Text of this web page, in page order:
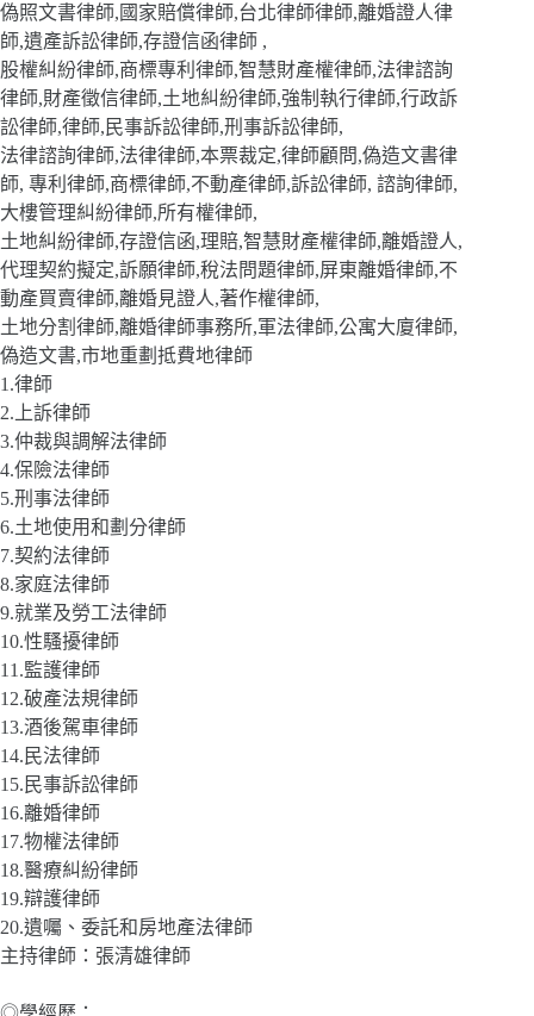
偽照文書律師,國家賠償律師,台北律師律師,離婚證人律
師,遺產訴訟律師,存證信函律師 ,
股權糾紛律師,商標專利律師,智慧財產權律師,法律諮詢
律師,財產徵信律師,土地糾紛律師,強制執行律師,行政訴
訟律師,律師,民事訴訟律師,刑事訴訟律師,
法律諮詢律師,法律律師,本票裁定,律師顧問,偽造文書律
師, 專利律師,商標律師,不動產律師,訴訟律師, 諮詢律師,
大樓管理糾紛律師,所有權律師,
土地糾紛律師,存證信函,理賠,智慧財產權律師,離婚證人,
代理契約擬定,訴願律師,稅法問題律師,屏東離婚律師,不
動產買賣律師,離婚見證人,著作權律師,
土地分割律師,離婚律師事務所,軍法律師,公寓大廈律師,
偽造文書,市地重劃抵費地律師
1.律師
2.上訴律師
3.仲裁與調解法律師
4.保險法律師
5.刑事法律師
6.土地使用和劃分律師
7.契約法律師
8.家庭法律師
9.就業及勞工法律師
10.性騷擾律師
11.監護律師
12.破產法規律師
13.酒後駕車律師
14.民法律師
15.民事訴訟律師
16.離婚律師
17.物權法律師
18.醫療糾紛律師
19.辯護律師
20.遺囑、委託和房地產法律師
主持律師：張清雄律師